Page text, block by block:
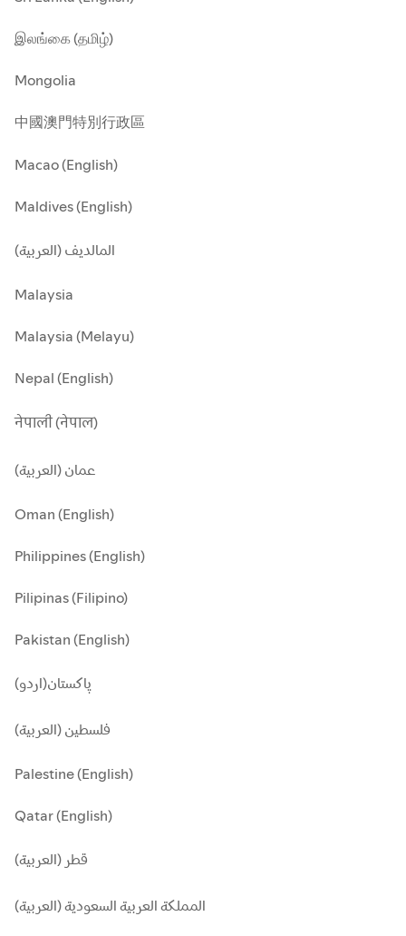
இலங்கை (தமிழ்)
Mongolia
中國澳門特別行政區
Macao (English)
Maldives (English)
المالديف (العربية)
Malaysia
Malaysia (Melayu)
Nepal (English)
नेपाली (नेपाल)
عمان (العربية)
Oman (English)
Philippines (English)
Pilipinas (Filipino)
Pakistan (English)
پاکستان(اردو)
فلسطين (العربية)
Palestine (English)
Qatar (English)
قطر (العربية)
المملكة العربية السعودية (العربية)